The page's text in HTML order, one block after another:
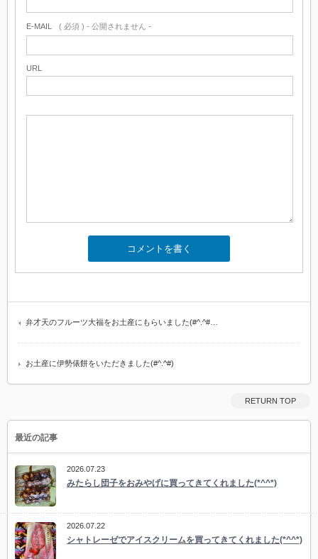
E-MAIL ( 必須 ) - 公開されません -
URL
弁才天のフルーツ大福をお土産にもらいました(#^.^#…
お土産に伊勢俵餅をいただきました(#^.^#)
RETURN TOP
最近の記事
2026.07.23
みたらし団子をおみやげに買ってきてくれました(*^^*)
2026.07.22
シャトレーゼでアイスクリームを買ってきてくれました(*^^*)